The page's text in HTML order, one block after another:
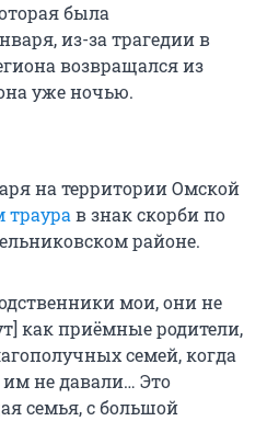
была
из-за трагедии в
возвращался из
уже ночью.
на территории Омской
траурав знак скорби по
районе.
мои, они не
как приёмные родители,
семей, когда
не давали… Это
семья, с большой